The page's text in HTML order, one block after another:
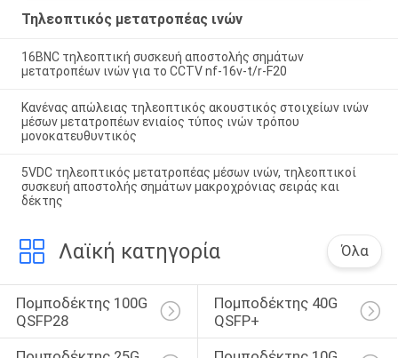
Τηλεοπτικός μετατροπέας ινών
16BNC τηλεοπτική συσκευή αποστολής σημάτων
μετατροπέων ινών για το CCTV nf-16v-t/r-F20
Κανένας απώλειας τηλεοπτικός ακουστικός στοιχείων ινών
μέσων μετατροπέων ενιαίος τύπος ινών τρόπου
μονοκατευθυντικός
5VDC τηλεοπτικός μετατροπέας μέσων ινών, τηλεοπτικοί
συσκευή αποστολής σημάτων μακροχρόνιας σειράς και
δέκτης
Λαϊκή κατηγορία Όλα
Πομποδέκτης 100G
QSFP28
Πομποδέκτης 40G
QSFP+